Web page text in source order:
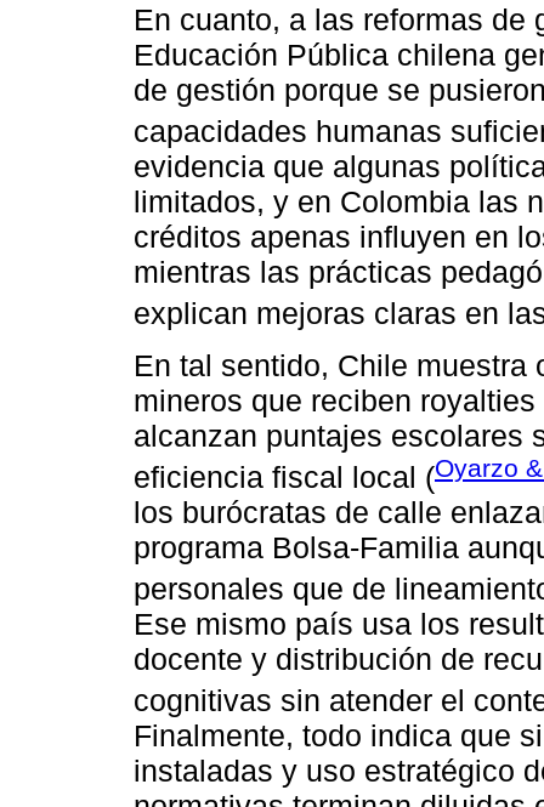
En cuanto, a las reformas de
Educación Pública chilena
de gestión porque se
capacidades humanas
evidencia que algunas
limitados, y en Colombia las
créditos apenas influyen en
mientras las prácticas
explican mejoras claras en
En tal sentido, Chile muestra
mineros que reciben
alcanzan puntajes escolares
eficiencia fiscal local (Oyarzo
los burócratas de calle
programa Bolsa-Familia
personales que de
Ese mismo país usa los
docente y distribución de
cognitivas sin atender el
Finalmente, todo indica que
instaladas y uso estratégico